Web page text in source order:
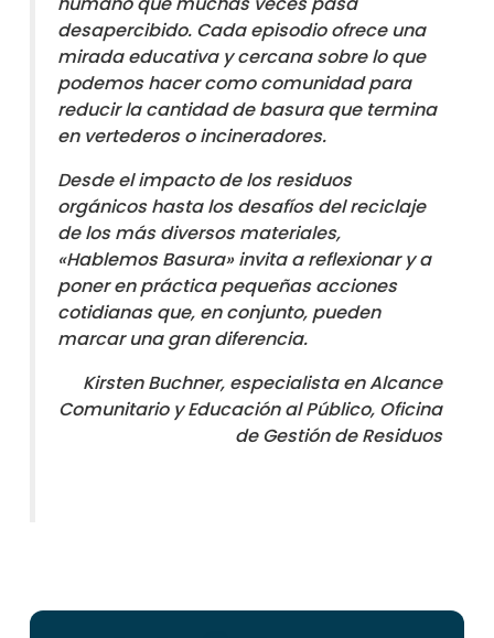
desapercibido. Cada episodio ofrece una
mirada educativa y cercana sobre lo que
podemos hacer como comunidad para
reducir la cantidad de basura que termina
en vertederos o incineradores.
Desde el impacto de los residuos
orgánicos hasta los desafíos del reciclaje
de los más diversos materiales,
«Hablemos Basura» invita a reflexionar y a
poner en práctica pequeñas acciones
cotidianas que, en conjunto, pueden
marcar una gran diferencia.
Kirsten Buchner, especialista en Alcance
Comunitario y Educación al Público, Oficina
de Gestión de Residuos